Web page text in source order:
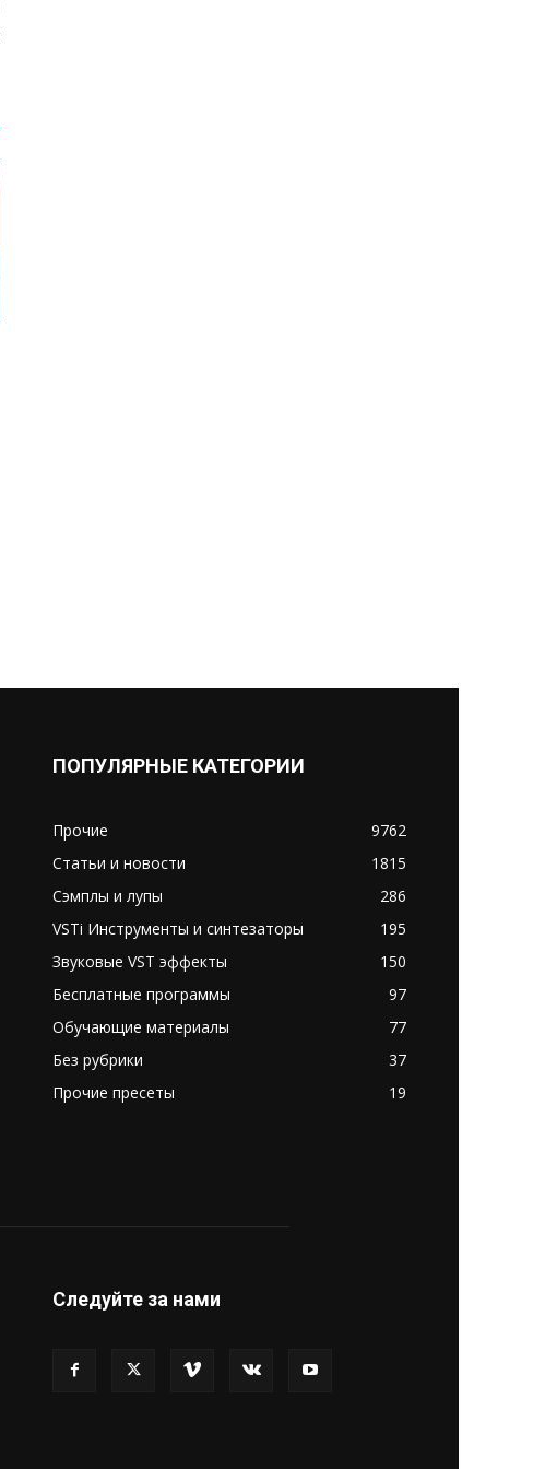
ПОПУЛЯРНЫЕ КАТЕГОРИИ
Прочие
9762
Статьи и новости
1815
Сэмплы и лупы
286
VSTi Инструменты и синтезаторы
195
Звуковые VST эффекты
150
Бесплатные программы
97
Обучающие материалы
77
Без рубрики
37
Прочие пресеты
19
Следуйте за нами